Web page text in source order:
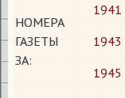
НОМЕРА
ГАЗЕТЫ
ЗА:
1941
1943
1945